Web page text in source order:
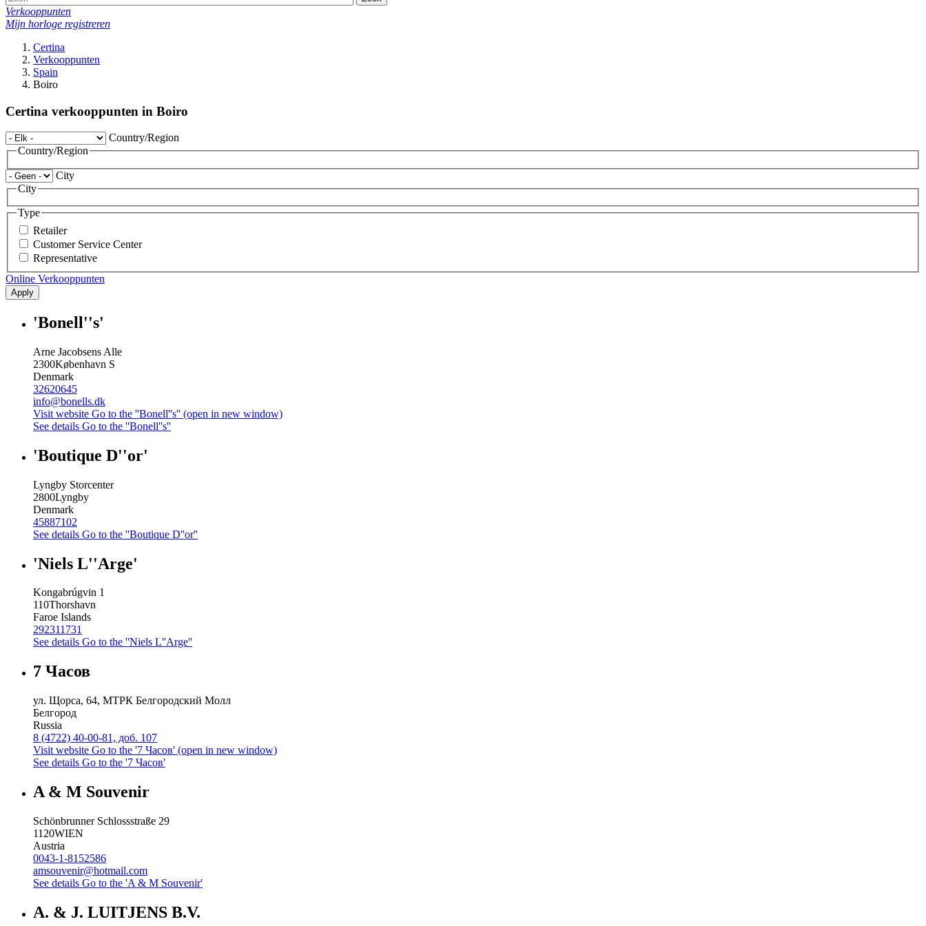
Verkooppunten
Mijn horloge registreren
Certina
Verkooppunten
Spain
Boiro
Certina verkooppunten in Boiro
Country/Region
Country/Region
City
City
Type
Retailer
Customer Service Center
Representative
Online Verkooppunten
Apply
'Bonell''s'
Arne Jacobsens Alle
2300København S
Denmark
32620645
info@bonells.dk
Visit website Go to the ''Bonell''s'' (open in new window)
See details Go to the ''Bonell''s''
'Boutique D''or'
Lyngby Storcenter
2800Lyngby
Denmark
45887102
See details Go to the ''Boutique D''or''
'Niels L''Arge'
Kongabrúgvin 1
110Thorshavn
Faroe Islands
292311731
See details Go to the ''Niels L''Arge''
7 Часов
ул. Щорса, 64, МТРК Белгородский Молл
Белгород
Russia
8 (4722) 40-00-81, доб. 107
Visit website Go to the '7 Часов' (open in new window)
See details Go to the '7 Часов'
A & M Souvenir
Schönbrunner Schlossstraße 29
1120WIEN
Austria
0043-1-8152586
amsouvenir@hotmail.com
See details Go to the 'A & M Souvenir'
A. & J. LUITJENS B.V.